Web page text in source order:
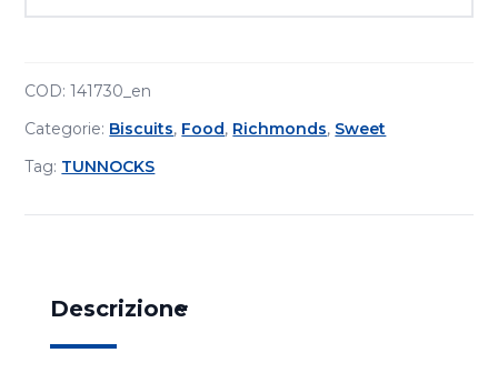
COD:141730_en
Categorie: Biscuits, Food, Richmonds, Sweet
Tag: TUNNOCKS
Descrizione